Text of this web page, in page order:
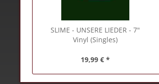
SLIME - UNSERE LIEDER - 7"
Vinyl (Singles)
19,99 € *